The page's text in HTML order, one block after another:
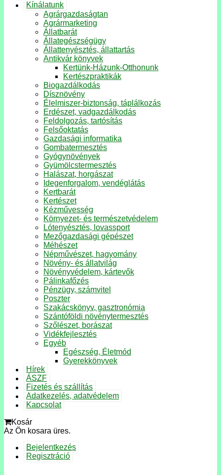
Kínálatunk
Agrárgazdaságtan
Agrármarketing
Állatbarát
Állategészségügy
Állattenyésztés, állattartás
Antikvár könyvek
Kertünk-Házunk-Otthonunk
Kertészpraktikák
Biogazdálkodás
Dísznövény
Élelmiszer-biztonság, táplálkozás
Erdészet, vadgazdálkodás
Feldolgozás, tartósítás
Felsőoktatás
Gazdasági informatika
Gombatermesztés
Gyógynövények
Gyümölcstermesztés
Halászat, horgászat
Idegenforgalom, vendéglátás
Kertbarát
Kertészet
Kézművesség
Környezet- és természetvédelem
Lótenyésztés, lovassport
Mezőgazdasági gépészet
Méhészet
Népművészet, hagyomány
Növény- és állatvilág
Növényvédelem, kártevők
Pálinkafőzés
Pénzügy, számvitel
Poszter
Szakácskönyv, gasztronómia
Szántóföldi növénytermesztés
Szőlészet, borászat
Vidékfejlesztés
Egyéb
Egészség, Életmód
Gyerekkönyvek
Hírek
ÁSZF
Fizetés és szállítás
Adatkezelés, adatvédelem
Kapcsolat
Kosár
Az Ön kosara üres.
Bejelentkezés
Regisztráció